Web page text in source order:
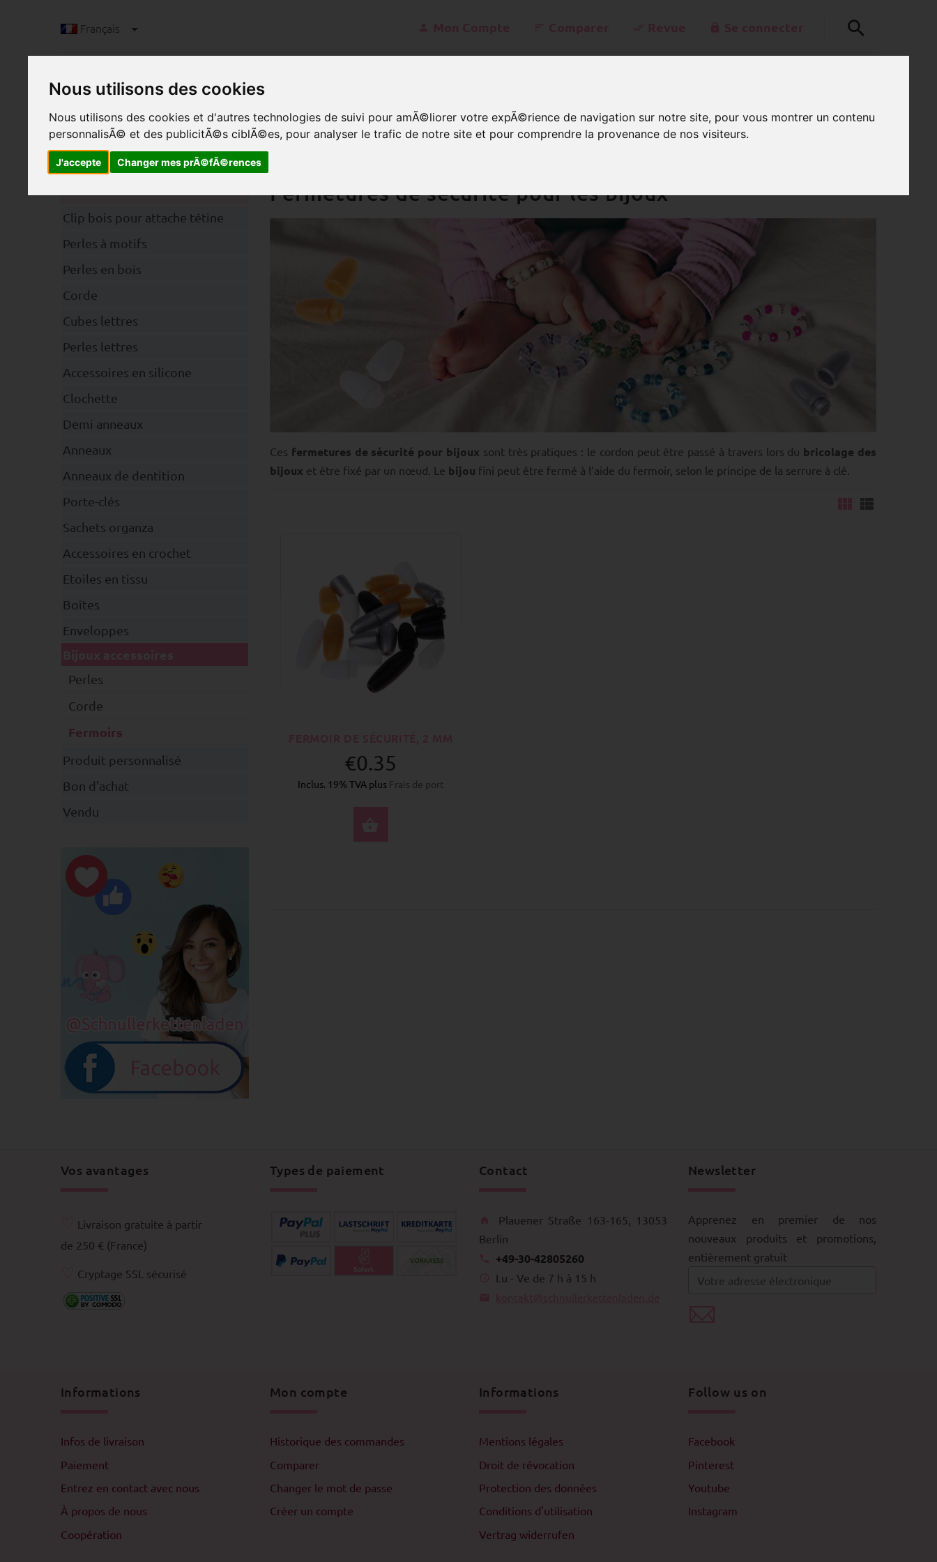
Nous utilisons des cookies
Nous utilisons des cookies et d'autres technologies de suivi pour amÃ©liorer votre expÃ©rience de navigation sur notre site, pour vous montrer un contenu
personnalisÃ© et des publicitÃ©s ciblÃ©es, pour analyser le trafic de notre site et pour comprendre la provenance de nos visiteurs.
J'accepte Changer mes prÃ©fÃ©rences
Français
PANIER
Lu - Ve de 7 h à 15 h
Fermetures de sécurité pour les bijoux
Ces fermetures de sécurité pour bijoux sont très pratiques : le cordon peut être passé à travers lors du bricolage des
bijoux et être fixé par un nœud. Le bijou fini peut être fermé à l’aide du fermoir, selon le principe de la serrure à clé.
€0.35
Inclus. 19% TVA plus Frais de port
Clip bois pour attache tétine
Perles à motifs
Perles en bois
Corde
Cubes lettres
Perles lettres
Accessoires en silicone
Clochette
Demi anneaux
Anneaux
Anneaux de dentition
Porte-clés
Sachets organza
Accessoires en crochet
Etoiles en tissu
Boîtes
Enveloppes
Perles
Corde
Fermoirs
Produit personnalisé
Bon d'achat
Vendu
Vos avantages
Livraison gratuite à partir
de 250 € (France)
Cryptage SSL sécurisé
Types de paiement Contact
Plauener Straße 163-165, 13053
Berlin
+49-30-42805260
Lu - Ve de 7 h à 15 h
Newsletter
Apprenez en premier de nos
nouveaux produits et promotions,
entièrement gratuit
Informations
Infos de livraison
Paiement
Entrez en contact avec nous
À propos de nous
Coopération
Mon compte
Historique des commandes
Comparer
Changer le mot de passe
Créer un compte
Informations
Mentions légales
Droit de révocation
Protection des données
Conditions d'utilisation
Vertrag widerrufen
Follow us on
Facebook
Pinterest
Youtube
Instagram